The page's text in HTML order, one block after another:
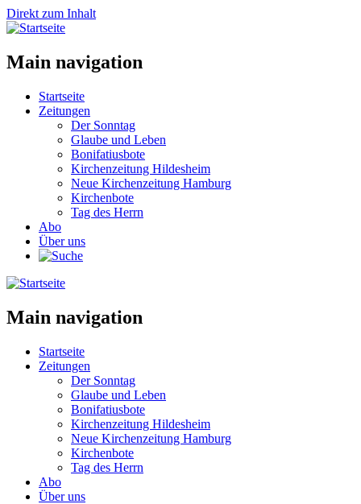
Direkt zum Inhalt
Main navigation
Startseite
Zeitungen
Der Sonntag
Glaube und Leben
Bonifatiusbote
Kirchenzeitung Hildesheim
Neue Kirchenzeitung Hamburg
Kirchenbote
Tag des Herrn
Abo
Über uns
Main navigation
Startseite
Zeitungen
Der Sonntag
Glaube und Leben
Bonifatiusbote
Kirchenzeitung Hildesheim
Neue Kirchenzeitung Hamburg
Kirchenbote
Tag des Herrn
Abo
Über uns